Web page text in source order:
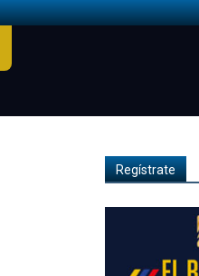
Regístrate